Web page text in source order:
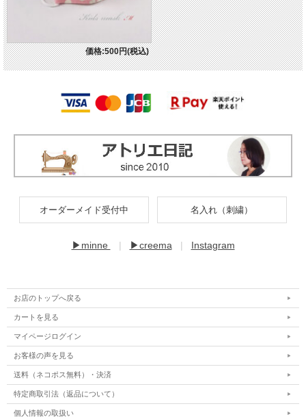
価格:500円(税込)
オーダーメイド受付中 名入れ（刺繍）
▶minne | ▶creema | Instagram
お店のトップへ戻る
カートを見る
マイページログイン
お客様の声を見る
送料（ネコポス無料）・決済
特定商取引法（返品について）
個人情報の取扱い